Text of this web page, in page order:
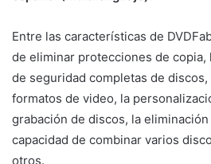
Entre las características de
de eliminar protecciones de copia,
de seguridad completas de
formatos de video, la
grabación de discos, la
capacidad de combinar varios
otros.